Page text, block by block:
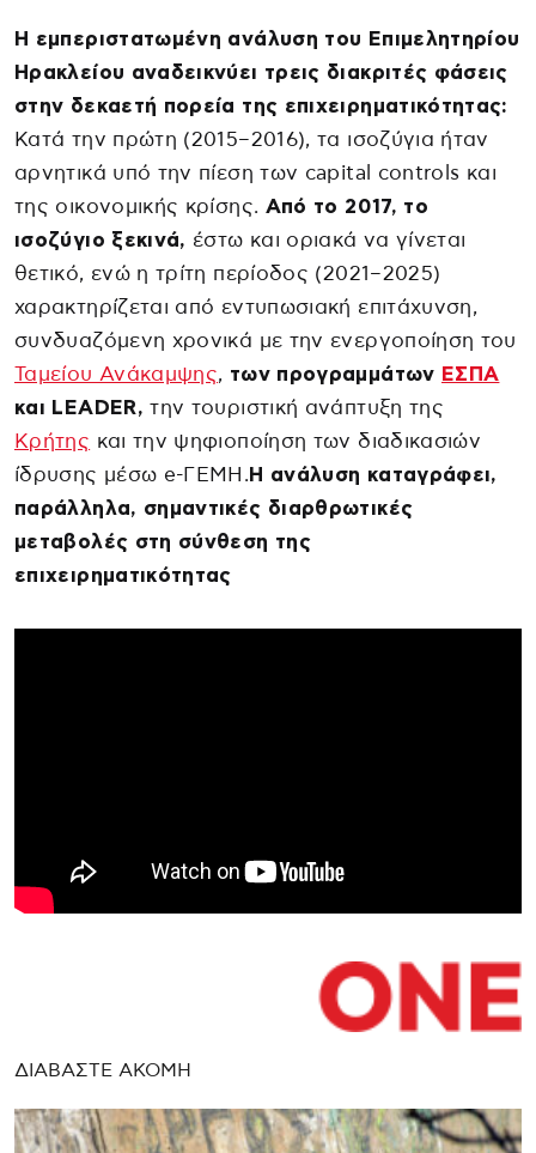
Η εμπεριστατωμένη ανάλυση του Επιμελητηρίου
Ηρακλείου αναδεικνύει τρεις διακριτές φάσεις
στην δεκαετή πορεία της επιχειρηματικότητας:
Κατά την πρώτη (2015–2016), τα ισοζύγια ήταν
αρνητικά υπό την πίεση των capital controls και
της οικονομικής κρίσης. Από το 2017, το
ισοζύγιο ξεκινά, έστω και οριακά να γίνεται
θετικό, ενώ η τρίτη περίοδος (2021–2025)
χαρακτηρίζεται από εντυπωσιακή επιτάχυνση,
συνδυαζόμενη χρονικά με την ενεργοποίηση του
Ταμείου Ανάκαμψης, των προγραμμάτων ΕΣΠΑ
και LEADER, την τουριστική ανάπτυξη της
Κρήτης και την ψηφιοποίηση των διαδικασιών
ίδρυσης μέσω e-ΓΕΜΗ. Η ανάλυση καταγράφει,
παράλληλα, σημαντικές διαρθρωτικές
μεταβολές στη σύνθεση της
επιχειρηματικότητας
ΔΙΑΒΑΣΤΕ ΑΚΟΜΗ